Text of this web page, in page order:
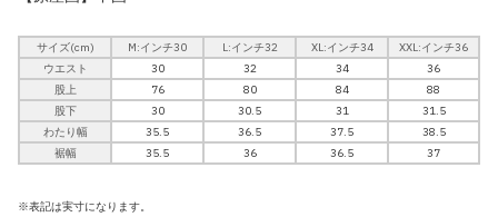
サイズ(cm) M:インチ30 L:インチ32 XL:インチ34
XXL:インチ36
ウエスト
30 32 34
36
股上
76 80 84
88
股下
30 30.5 31
31.5
わたり幅
35.5 36.5 37.5
38.5
裾幅
35.5 36 36.5 37
※表記は実寸になります。